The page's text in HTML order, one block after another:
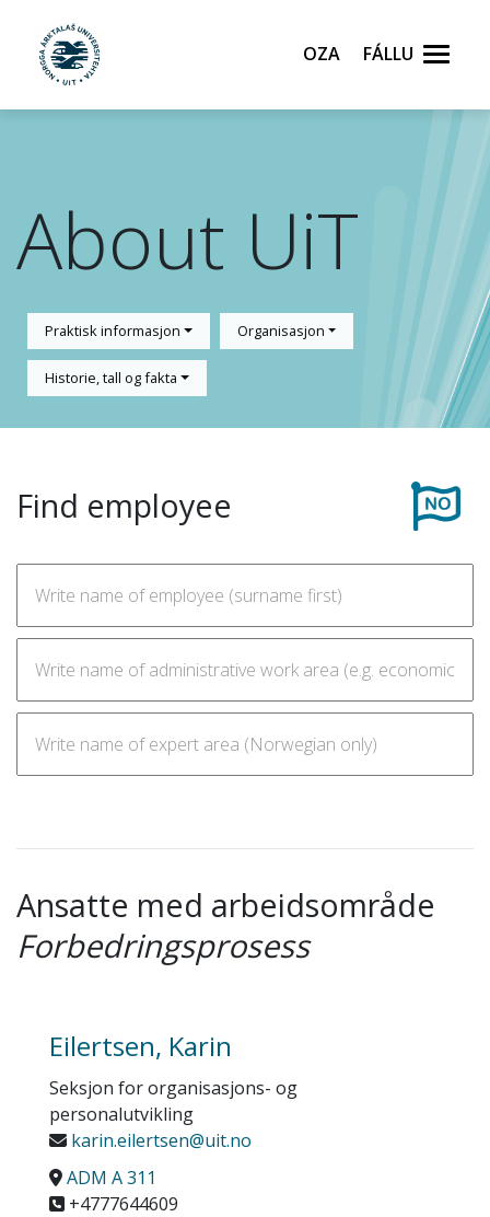
Oza Fállu
About UiT
Praktisk informasjon Organisasjon
Historie, tall og fakta
Find employee
Ansatte med arbeidsområde
Forbedringsprosess
Eilertsen, Karin
Seksjon for organisasjons- og
personalutvikling
karin.eilertsen@uit.no
ADM A 311
+4777644609